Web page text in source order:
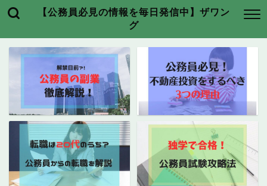
【公務員必見の情報を毎日発信中】ザワン
グ